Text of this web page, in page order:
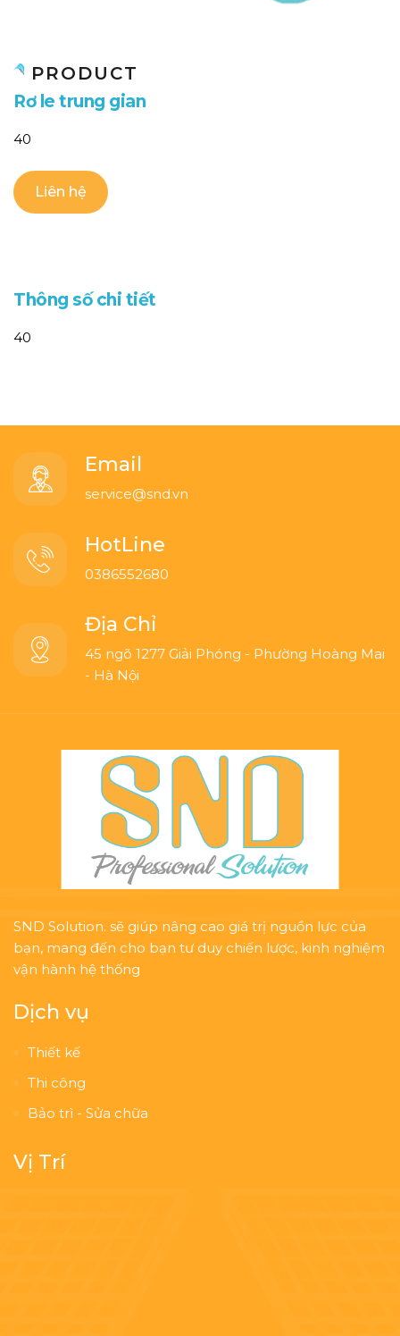
PRODUCT
Rơ e trung gian
40
Liên hệ
Thông số chi tiết
40
Email
service@snd.vn
HotLine
0386552680
Địa Chỉ
45 ngõ 1277 Giải Phóng - Phường Hoàng Mai
- Hà Nội
SND Solution. sẽ giúp nâng cao giá trị nguồn lực của
bạn, mang đến cho bạn tư duy chiến lược, kinh nghiệm
vận hành hệ thống
Dịch vụ
Thiết kế
Thi công
Bảo trì - Sửa chữa
Vị Trí